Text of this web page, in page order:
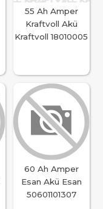
55 Ah Amper
Kraftvoll Akü
Kraftvoll 18010005
60 Ah Amper
Esan Akü Esan
50601101307